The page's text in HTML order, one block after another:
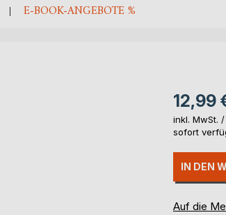
E-BOOK-ANGEBOTE %
12,99
inkl. MwSt. /
sofort
IN DEN
Auf die